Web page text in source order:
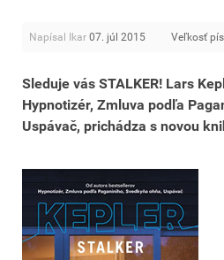
Napísal Ikar 07. júl 2015 Veľkosť
Sleduje vás STALKER! Lars
Hypnotizér, Zmluva podľa
Uspávač, prichádza s novou